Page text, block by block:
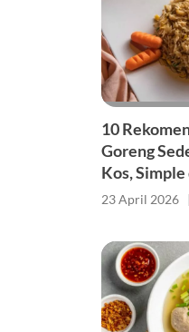
10
Goreng
Kos, Simple
23 April 2026 |